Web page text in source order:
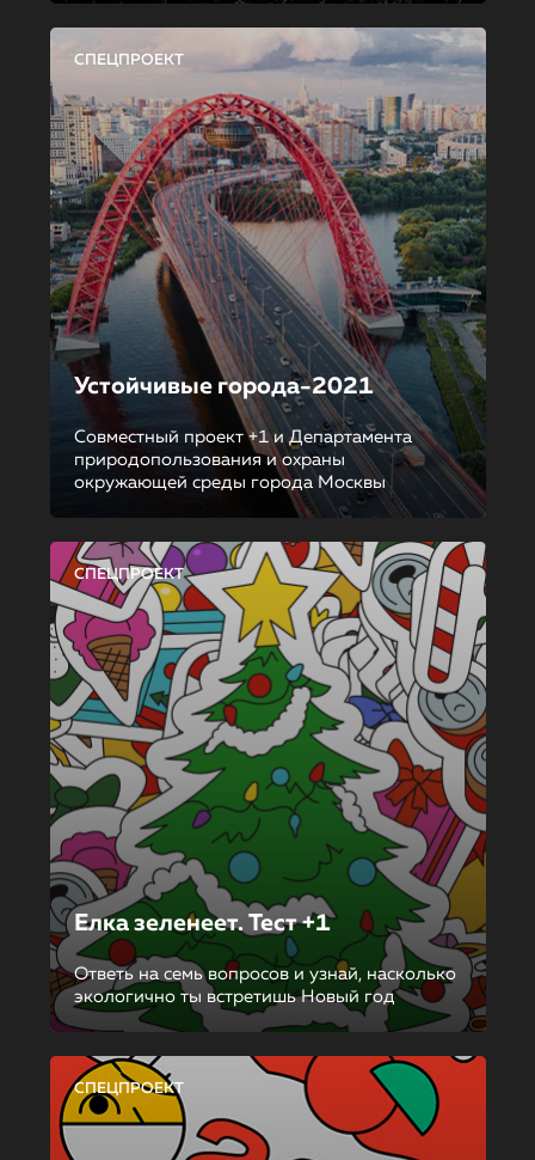
СПЕЦПРОЕКТ
Устойчивые города-2021
Совместный проект +1 и Департамента
природопользования и охраны
окружающей среды города Москвы
СПЕЦПРОЕКТ
Елка зеленеет. Тест +1
Ответь на семь вопросов и узнай, насколько
экологично ты встретишь Новый год
СПЕЦПРОЕКТ